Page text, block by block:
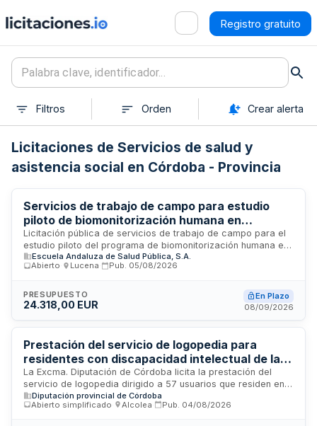
Registro gratuito
Filtros Orden Crear alerta
Licitaciones de Servicios de salud y
asistencia social en Córdoba - Provincia
Servicios de trabajo de campo para estudio
piloto de biomonitorización humana en
Andalucía - Escuela Andaluza de Salud Pública
Licitación pública de servicios de trabajo de campo para el
estudio piloto del programa de biomonitorización humana en
Andalucía, convocada por la Escuela Andaluza de Salud
Pública, S.A. El contrato comprende la ejecución de
campo necesarios para desarrollar este programa de
monitorización de exposición a sustancias químicas en la
operativas de terreno requeridas para la implementación del
estudio piloto.
Escuela Andaluza de Salud Pública, S.A.
Abierto
Lucena Pub. 05/08/2026
PRESUPUESTO
24.318,00 EUR
En Plazo
08/09/2026
Prestación del servicio de logopedia para
residentes con discapacidad intelectual de la
Diputación de Córdoba
La Excma. Diputación de Córdoba licita la prestación del
servicio de logopedia dirigido a 57 usuarios que residen en
las Residencias Santa María de la Merced y Matías
Camacho, integrantes del Centro de Atención a Personas
Diputación provincial de Córdoba
Abierto simplificado
Alcolea Pub. 04/08/2026